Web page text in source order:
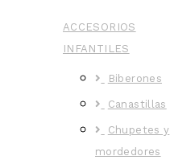
ACCESORIOS
INFANTILES
Biberones
Canastillas
Chupetes y
mordedores